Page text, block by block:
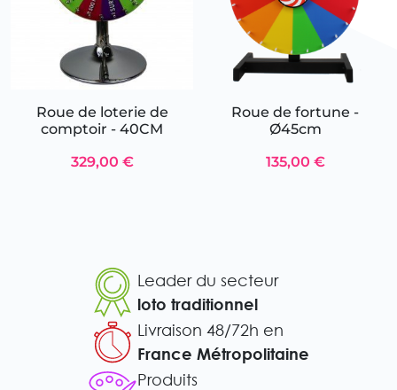
Roue de loterie de
comptoir - 40CM
329,00 €
Roue de fortune -
Ø45cm
135,00 €
Leader du secteur
loto traditionnel
Livraison 48/72h en
France Métropolitaine
Produits